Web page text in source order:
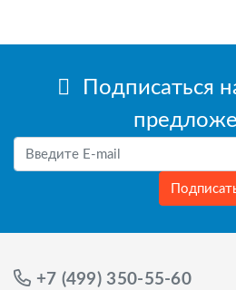
Подписаться
+7 (499) 350-55-60